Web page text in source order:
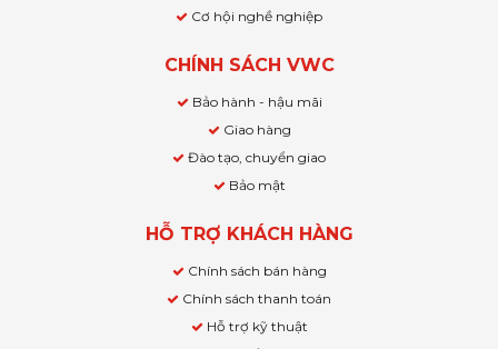
Cơ hội nghề nghiệp
CHÍNH SÁCH VWC
Bảo hành - hậu mãi
Giao hàng
Đào tạo, chuyển giao
Bảo mật
HỖ TRỢ KHÁCH HÀNG
Chính sách bán hàng
Chính sách thanh toán
Hỗ trợ kỹ thuật